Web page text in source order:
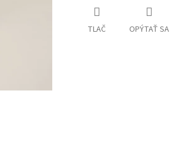
TLAČ OPÝTAŤ SA